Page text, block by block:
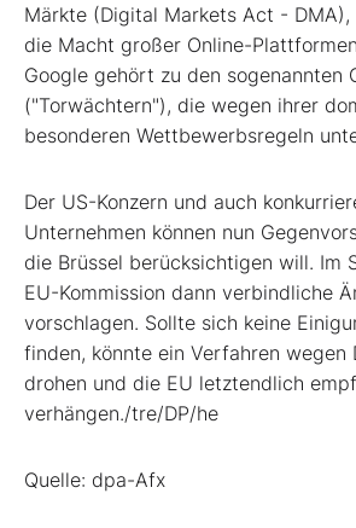
Märkte (Digital Markets Act -
die Macht großer Online-
Google gehört zu den sogenannten
("Torwächtern"), die wegen ihrer
besonderen Wettbewerbsregeln
Der US-Konzern und auch
Unternehmen können nun
die Brüssel berücksichtigen will. Im
EU-Kommission dann verbindliche
vorschlagen. Sollte sich keine
finden, könnte ein Verfahren wegen
drohen und die EU letztendlich
verhängen./tre/DP/he
Quelle: dpa-Afx